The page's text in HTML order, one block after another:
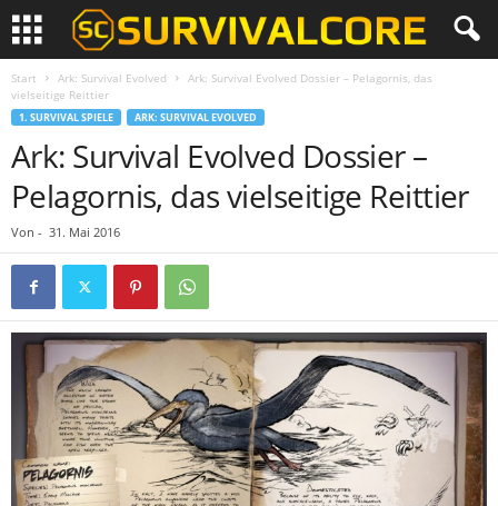
Start Ark: Survival Evolved
Ark: Survival Evolved Dossier – Pelagornis, das
vielseitige Reittier
1. SURVIVAL SPIELE ARK: SURVIVAL EVOLVED
Ark: Survival Evolved Dossier –
Pelagornis, das vielseitige Reittier
Von - 31. Mai 2016